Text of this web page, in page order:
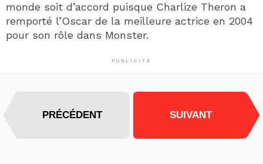
monde soit d’accord puisque Charlize Theron a
remporté l’Oscar de la meilleure actrice en 2004
pour son rôle dans Monster.
PUBLICITÉ
PRÉCÉDENT SUIVANT